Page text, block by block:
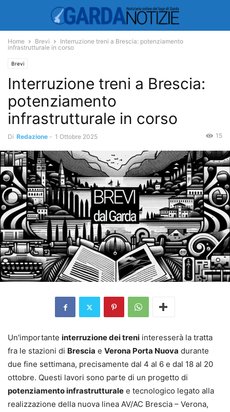
Home Brevi
Interruzione treni a Brescia: potenziamento
infrastrutturale in corso
Brevi
Interruzione treni a Brescia:
potenziamento
infrastrutturale in corso
Di Redazione - 1 Ottobre 2025 15
Un'importante interruzione dei treni interesserà la tratta
fra le stazioni di Brescia e Verona Porta Nuova durante
due fine settimana, precisamente dal 4 al 6 e dal 18 al 20
ottobre. Questi lavori sono parte di un progetto di
potenziamento infrastrutturale e tecnologico legato alla
realizzazione della nuova linea AV/AC Brescia – Verona,